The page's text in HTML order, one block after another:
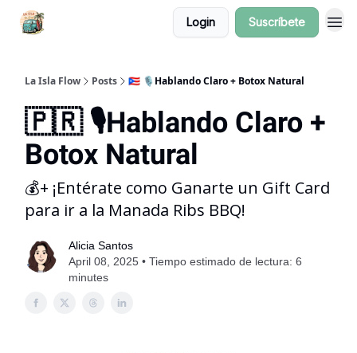
Login Suscríbete
La Isla Flow Posts 🇵🇷 🎙️Hablando Claro + Botox Natural
🇵🇷 🎙️Hablando Claro +
Botox Natural
💰+ ¡Entérate como Ganarte un Gift Card
para ir a la Manada Ribs BBQ!
Alicia Santos
April 08, 2025 • Tiempo estimado de lectura: 6
minutes